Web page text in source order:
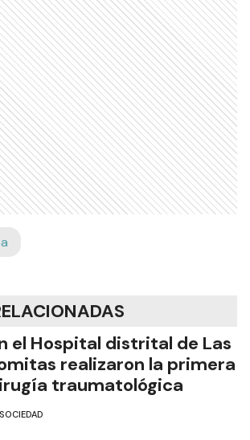
el Hospital distrital de Las
realizaron la primera
traumatológica
SOCIEDAD